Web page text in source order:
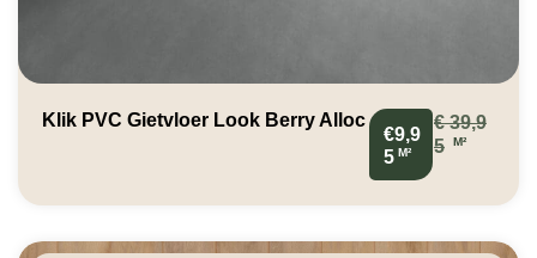
Klik PVC Gietvloer Look Berry Alloc
€9,9
5 M²
€39,9
5
M²